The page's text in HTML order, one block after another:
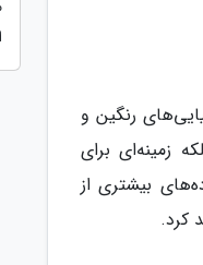
رنگین و
زمینه‌ای برای
بیشتری از
کرد.